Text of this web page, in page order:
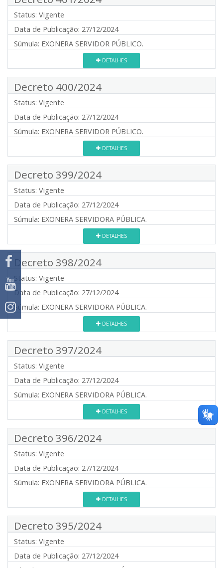
Status: Vigente
Data de Publicação: 27/12/2024
Súmula: EXONERA SERVIDOR PÚBLICO.
DETALHES
Decreto 400/2024
Status: Vigente
Data de Publicação: 27/12/2024
Súmula: EXONERA SERVIDOR PÚBLICO.
DETALHES
Decreto 399/2024
Status: Vigente
Data de Publicação: 27/12/2024
Súmula: EXONERA SERVIDORA PÚBLICA.
DETALHES
Decreto 398/2024
Status: Vigente
Data de Publicação: 27/12/2024
Súmula: EXONERA SERVIDORA PÚBLICA.
DETALHES
Decreto 397/2024
Status: Vigente
Data de Publicação: 27/12/2024
Súmula: EXONERA SERVIDORA PÚBLICA.
DETALHES
Decreto 396/2024
Status: Vigente
Data de Publicação: 27/12/2024
Súmula: EXONERA SERVIDORA PÚBLICA.
DETALHES
Decreto 395/2024
Status: Vigente
Data de Publicação: 27/12/2024